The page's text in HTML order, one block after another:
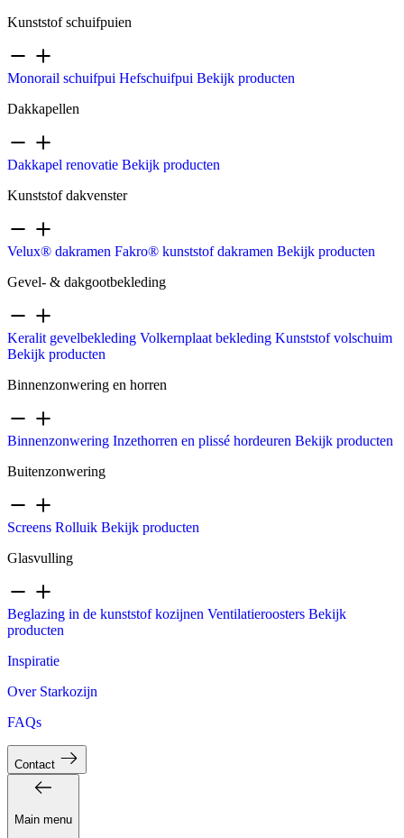
Kunststof schuifpuien
Monorail schuifpui Hefschuifpui Bekijk producten
Dakkapellen
Dakkapel renovatie Bekijk producten
Kunststof dakvenster
Velux® dakramen Fakro® kunststof dakramen Bekijk producten
Gevel- & dakgootbekleding
Keralit gevelbekleding Volkernplaat bekleding Kunststof volschuim
Bekijk producten
Binnenzonwering en horren
Binnenzonwering Inzethorren en plissé hordeuren Bekijk producten
Buitenzonwering
Screens Rolluik Bekijk producten
Glasvulling
Beglazing in de kunststof kozijnen Ventilatieroosters Bekijk
producten
Inspiratie
Over Starkozijn
FAQs
Contact
Main menu